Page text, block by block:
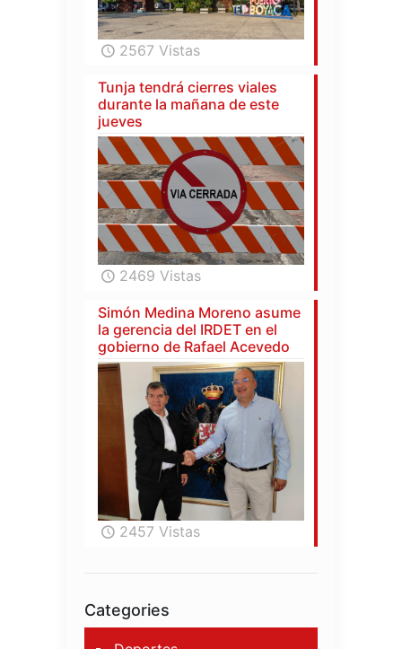
2567 Vistas
Tunja tendrá cierres viales
durante la mañana de este
jueves
2469 Vistas
Simón Medina Moreno asume
la gerencia del IRDET en el
gobierno de Rafael Acevedo
2457 Vistas
Categories